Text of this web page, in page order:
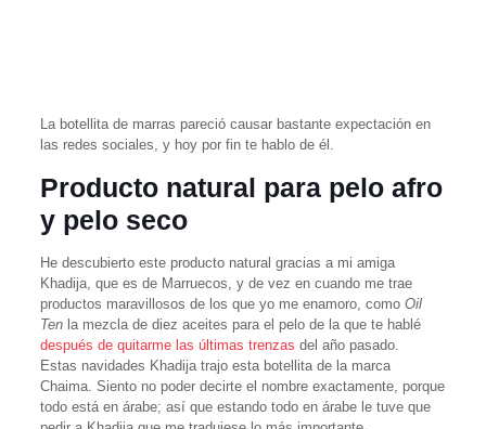
La botellita de marras pareció causar bastante expectación en
las redes sociales, y hoy por fin te hablo de él.
Producto natural para pelo afro
y pelo seco
He descubierto este producto natural gracias a mi amiga
Khadija, que es de Marruecos, y de vez en cuando me trae
productos maravillosos de los que yo me enamoro, como Oil
Tenla mezcla de diez aceites para el pelo de la que te hablé
después de quitarme las últimas trenzas del año pasado.
Estas navidades Khadija trajo esta botellita de la marca
Chaima. Siento no poder decirte el nombre exactamente, porque
todo está en árabe; así que estando todo en árabe le tuve que